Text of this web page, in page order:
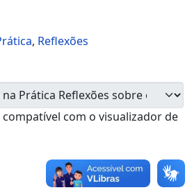
, Reflexões
com o visualizador de